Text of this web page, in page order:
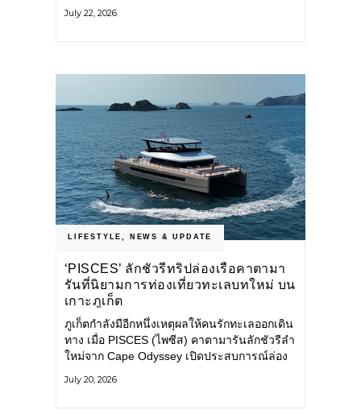
แหลมพันวา ทางตะวันออกเฉียงใต้ของเกาะ
July 22, 2026
LIFESTYLE, NEWS & UPDATE
‘PISCES’ ลักชัวรีทริปล่องเรือคาตามา
รันที่นิยามการท่องเที่ยวทะเลบทใหม่ บน
เกาะภูเก็ต
ภูเก็ตกำลังมีอีกหนึ่งเหตุผลให้คนรักทะเลออกเดิน
ทาง เมื่อ PISCES (ไพซีส) คาตามารันลักชัวรีลำ
ใหม่จาก Cape Odyssey เปิดประสบการณ์ล่อง
ไป ผสานความสะดวกสบายแบบโรงแรมระดับ
July 20, 2026